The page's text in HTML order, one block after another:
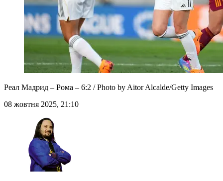
Реал Мадрид – Рома – 6:2 / Photo by Aitor Alcalde/Getty Images
08 жовтня 2025, 21:10